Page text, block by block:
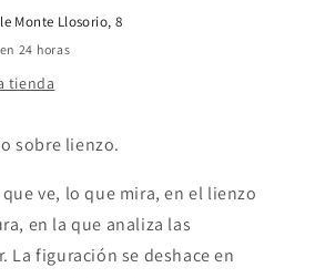
Monte Llosorio, 8
24 horas
tienda
sobre lienzo.
ve, lo que mira, en el lienzo
en la que analiza las
La figuración se deshace en